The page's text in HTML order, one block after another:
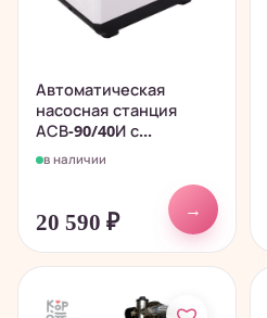
Автоматическая
насосная станция
АСВ-90/40И с...
в наличии
20 590 ₽
→